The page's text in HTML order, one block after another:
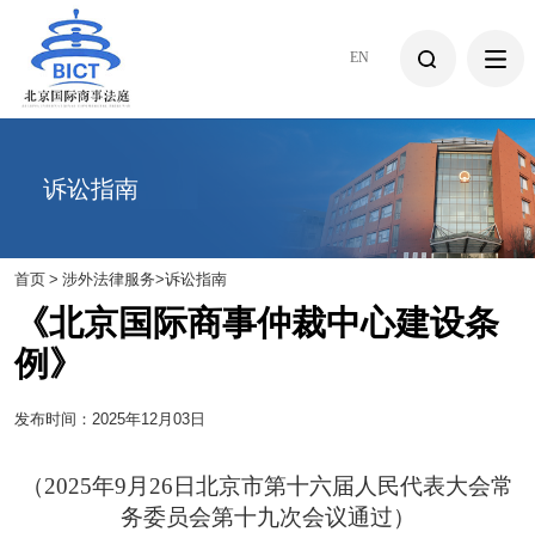
EN
诉讼指南
首页 > 涉外法律服务>诉讼指南
《北京国际商事仲裁中心建设条
例》
发布时间：2025年12月03日
（2025年9月26日北京市第十六届人民代表大会常
务委员会第十九次会议通过）